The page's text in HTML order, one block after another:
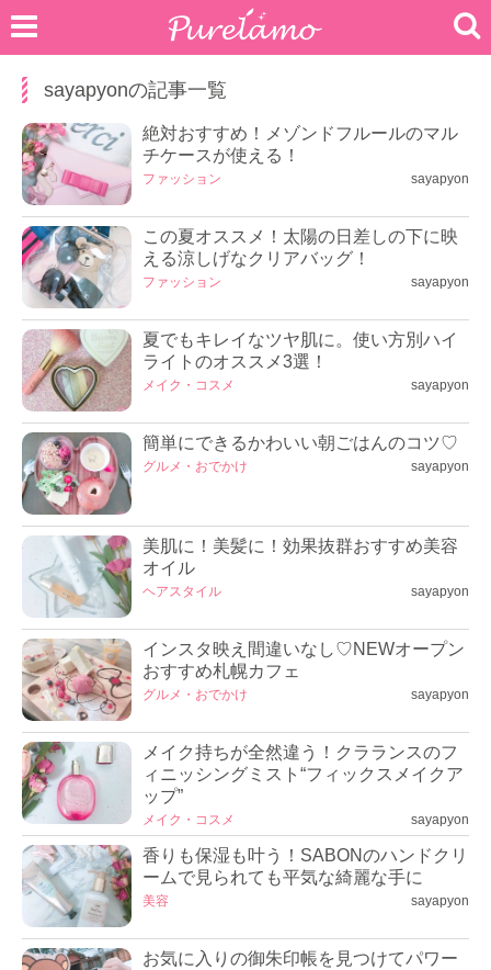
sayapyonの記事一覧
絶対おすすめ！メゾンドフルールのマル
チケースが使える！
ファッション sayapyon
この夏オススメ！太陽の日差しの下に映
える涼しげなクリアバッグ！
ファッション sayapyon
夏でもキレイなツヤ肌に。使い方別ハイ
ライトのオススメ3選！
メイク・コスメ sayapyon
簡単にできるかわいい朝ごはんのコツ♡
グルメ・おでかけ sayapyon
美肌に！美髪に！効果抜群おすすめ美容
オイル
ヘアスタイル sayapyon
インスタ映え間違いなし♡NEWオープン
おすすめ札幌カフェ
グルメ・おでかけ sayapyon
メイク持ちが全然違う！クラランスのフ
ィニッシングミスト“フィックスメイクア
ップ”
メイク・コスメ sayapyon
香りも保湿も叶う！SABONのハンドクリ
ームで見られても平気な綺麗な手に
美容 sayapyon
お気に入りの御朱印帳を見つけてパワー